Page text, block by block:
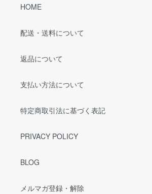
HOME
配送・送料について
返品について
支払い方法について
特定商取引法に基づく表記
PRIVACY POLICY
BLOG
メルマガ登録・解除